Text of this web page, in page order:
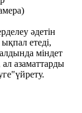
әдетін
етеді,
міндет
азаматтарды